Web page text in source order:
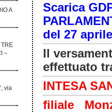
A
–
via
Scarica
del 27
Il
effettuato
INTESA
filiale